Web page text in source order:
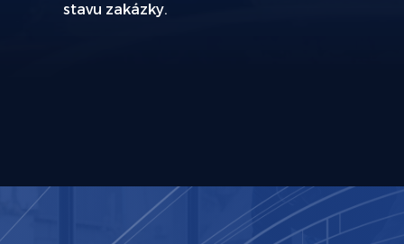
stavu zakázky.